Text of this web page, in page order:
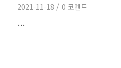
2021-11-18 / 0 코멘트
…